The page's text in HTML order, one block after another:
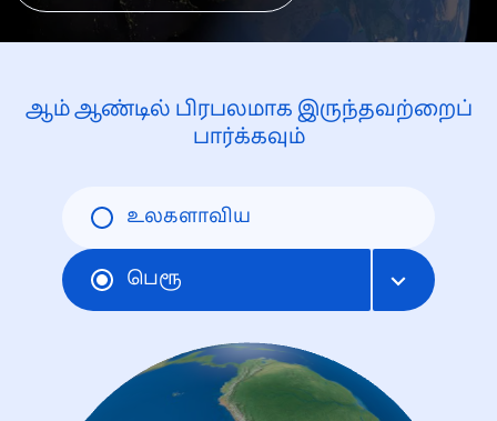
ஆம் ஆண்டில் பிரபலமாக இருந்தவற்றைப்
பார்க்கவும்
உலகளாவிய
பெரூ